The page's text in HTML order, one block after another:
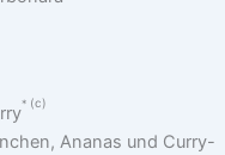
c
Ananas und Curry-